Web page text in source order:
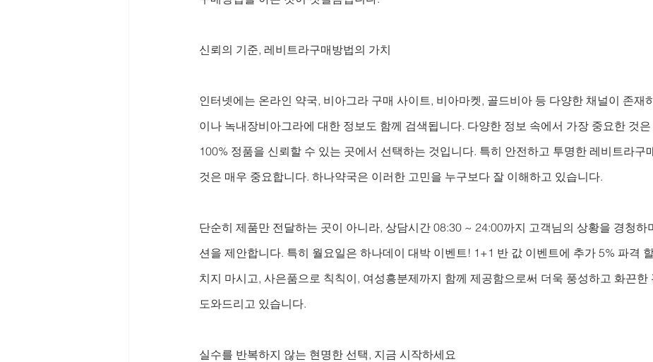
신뢰의 기준, 레비트라구매방법의 가치
인터넷에는 온라인 약국, 비아그라 구매 사이트, 비아마켓, 골드비아 등 다양한 채널이 존재
이나 녹내장비아그라에 대한 정보도 함께 검색됩니다. 다양한 정보 속에서 가장 중요한 것은
100% 정품을 신뢰할 수 있는 곳에서 선택하는 것입니다. 특히 안전하고 투명한 레비트라구
것은 매우 중요합니다. 하나약국은 이러한 고민을 누구보다 잘 이해하고 있습니다.
단순히 제품만 전달하는 곳이 아니라, 상담시간 08:30 ~ 24:00까지 고객님의 상황을 경청하
션을 제안합니다. 특히 월요일은 하나데이 대박 이벤트! 1+1 반 값 이벤트에 추가 5% 파격
치지 마시고, 사은품으로 칙칙이, 여성흥분제까지 함께 제공함으로써 더욱 풍성하고 화끈한
도와드리고 있습니다.
실수를 반복하지 않는 현명한 선택, 지금 시작하세요